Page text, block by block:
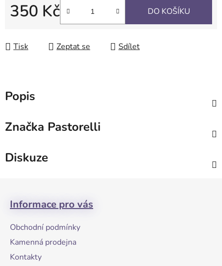
350 Kč DO KOŠÍKU
Tisk Zeptat se Sdílet
Popis
Značka Pastorelli
Diskuze
Informace pro vás
Obchodní podmínky
Kamenná prodejna
Kontakty